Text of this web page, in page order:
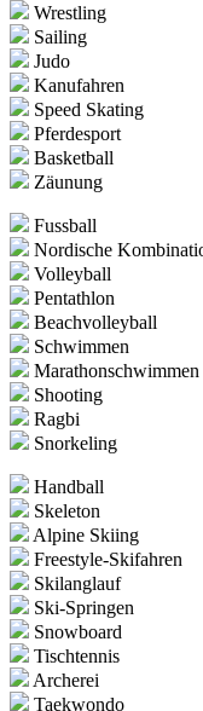
Wrestling
Sailing
Judo
Kanufahren
Speed Skating
Pferdesport
Basketball
Zäunung
Fussball
Nordische
Volleyball
Pentathlon
Beachvolleyball
Schwimmen
Marathonschwimmen
Shooting
Ragbi
Snorkeling
Handball
Skeleton
Alpine Skiing
Freestyle-Skifahren
Skilanglauf
Ski-Springen
Snowboard
Tischtennis
Archerei
Taekwondo